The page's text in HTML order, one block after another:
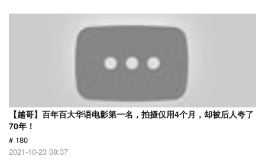
【越哥】百年百大华语电影第一名，拍摄仅用4个月，却被后人夸了
70年！
# 180
2021-10-23 08:37